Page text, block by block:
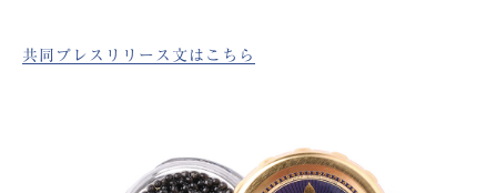
共同プレスリリース文はこちら